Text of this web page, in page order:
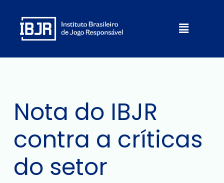
conteúdo
Menu
Nota do IBJR
contra a críticas
do setor